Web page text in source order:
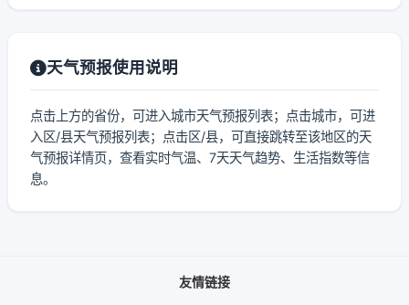
天气预报使用说明
点击上方的省份，可进入城市天气预报列表；点击城市，可进
入区/县天气预报列表；点击区/县，可直接跳转至该地区的天
气预报详情页，查看实时气温、7天天气趋势、生活指数等信
息。
友情链接